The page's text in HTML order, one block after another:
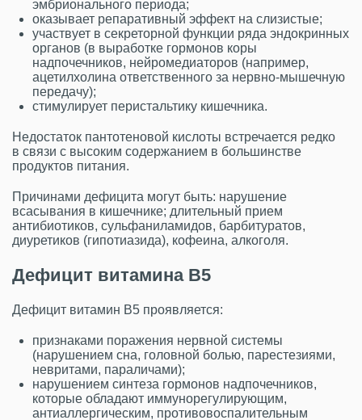
эмбрионального периода;
оказывает репаративный эффект на слизистые;
участвует в секреторной функции ряда эндокринных
органов (в выработке гормонов коры
надпочечников, нейромедиаторов (например,
ацетилхолина ответственного за нервно-мышечную
передачу);
стимулирует перистальтику кишечника.
Недостаток пантотеновой кислоты встречается редко
в связи с высоким содержанием в большинстве
продуктов питания.
Причинами дефицита могут быть: нарушение
всасывания в кишечнике; длительный прием
антибиотиков, сульфаниламидов, барбитуратов,
диуретиков (гипотиазида), кофеина, алкоголя.
Дефицит витамина В5
Дефицит витамин В5 проявляется:
признаками поражения нервной системы
(нарушением сна, головной болью, парестезиями,
невритами, параличами);
нарушением синтеза гормонов надпочечников,
которые обладают иммунорегулирующим,
антиаллергическим, противовоспалительным